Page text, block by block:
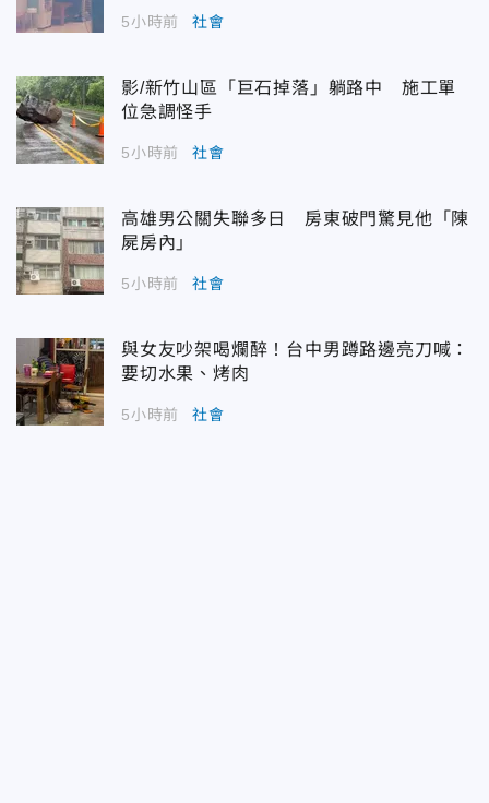
5小時前 社會
影/新竹山區「巨石掉落」躺路中 施工單
位急調怪手
5小時前 社會
高雄男公關失聯多日 房東破門驚見他「陳
屍房內」
5小時前 社會
與女友吵架喝爛醉！台中男蹲路邊亮刀喊：
要切水果、烤肉
5小時前 社會